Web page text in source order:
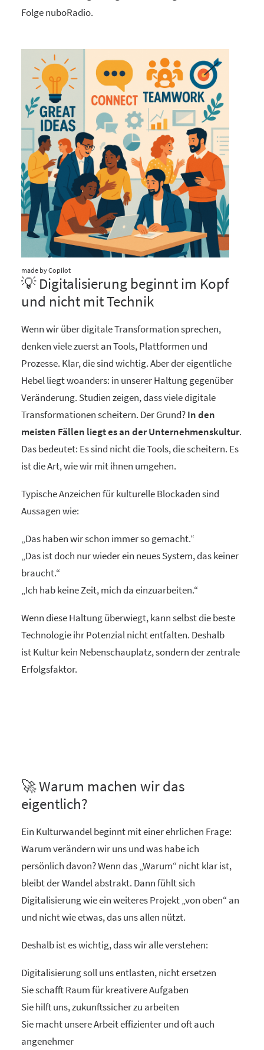
Folge nuboRadio.
made by Copilot
💡 Digitalisierung beginnt im Kopf
und nicht mit Technik
Wenn wir über digitale Transformation sprechen,
denken viele zuerst an Tools, Plattformen und
Prozesse. Klar, die sind wichtig. Aber der eigentliche
Hebel liegt woanders: in unserer Haltung gegenüber
Veränderung. Studien zeigen, dass viele digitale
Transformationen scheitern. Der Grund?In den
meisten Fällen liegt es an der Unternehmenskultur.
Das bedeutet: Es sind nicht die Tools, die scheitern. Es
ist die Art, wie wir mit ihnen umgehen.
Typische Anzeichen für kulturelle Blockaden sind
Aussagen wie:
„Das haben wir schon immer so gemacht.“
„Das ist doch nur wieder ein neues System, das keiner
braucht.“
„Ich hab keine Zeit, mich da einzuarbeiten.“
Wenn diese Haltung überwiegt, kann selbst die beste
Technologie ihr Potenzial nicht entfalten. Deshalb
ist Kultur kein Nebenschauplatz, sondern der zentrale
Erfolgsfaktor.
🚀 Warum machen wir das
eigentlich?
Ein Kulturwandel beginnt mit einer ehrlichen Frage:
Warum verändern wir uns und was habe ich
persönlich davon? Wenn das „Warum“ nicht klar ist,
bleibt der Wandel abstrakt. Dann fühlt sich
Digitalisierung wie ein weiteres Projekt „von oben“ an
und nicht wie etwas, das uns allen nützt.
Deshalb ist es wichtig, dass wir alle verstehen:
Digitalisierung soll uns entlasten, nicht ersetzen
Sie schafft Raum für kreativere Aufgaben
Sie hilft uns, zukunftssicher zu arbeiten
Sie macht unsere Arbeit effizienter und oft auch
angenehmer